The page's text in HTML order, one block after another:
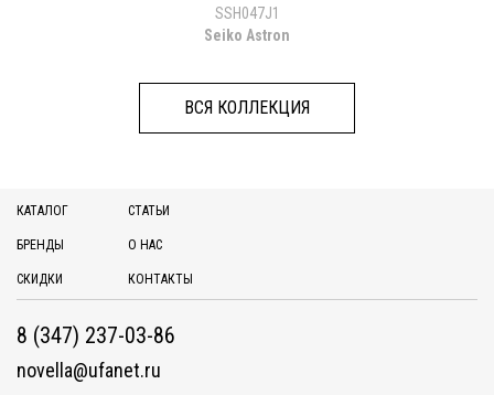
SSH047J1
Seiko Astron
ВСЯ КОЛЛЕКЦИЯ
КАТАЛОГ
БРЕНДЫ
СКИДКИ
СТАТЬИ
О НАС
КОНТАКТЫ
8 (347) 237-03-86
novella@ufanet.ru